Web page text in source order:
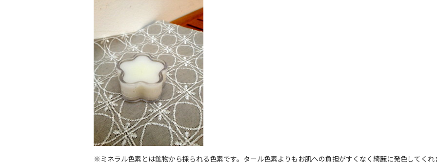
※ミネラル色素とは鉱物から採られる色素です。タール色素よりもお肌への負担がすくなく綺麗に発色してくれ